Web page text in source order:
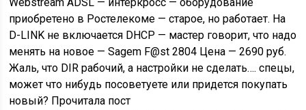
приобретено в Ростелекоме — старое, но работает. На
D-LINK не включается DHCP — мастер говорит, что надо
менять на новое — Sagem F@st 2804 Цена — 2690 руб.
Жаль, что DIR рабочий, а настройки не сделать…. спецы,
может что нибудь посоветуете или придется покупать
новый? Прочитала пост